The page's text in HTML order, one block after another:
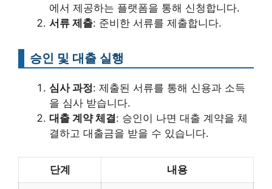
에서 제공하는 플랫폼을 통해 신청합니다.
서류 제출: 준비한 서류를 제출합니다.
승인 및 대출 실행
심사 과정: 제출된 서류를 통해 신용과 소득
을 심사 받습니다.
대출 계약 체결: 승인이 나면 대출 계약을 체
결하고 대출금을 받을 수 있습니다.
단계 내용